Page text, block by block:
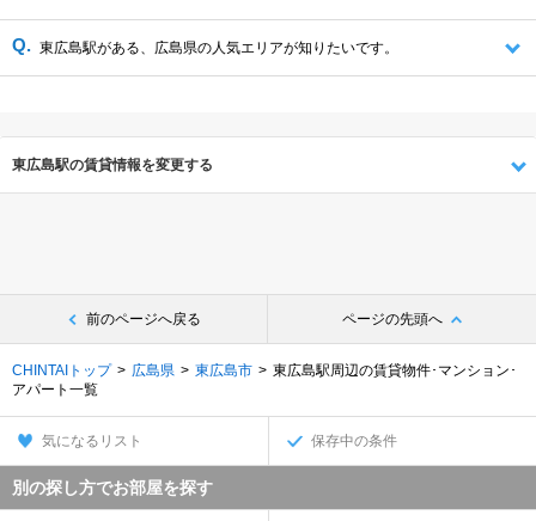
東広島駅がある、広島県の人気エリアが知りたいです。
東広島駅の賃貸情報を変更する
前のページへ戻る ページの先頭へ
CHINTAIトップ 広島県 東広島市
東広島駅周辺の賃貸物件･マンション･
アパート一覧
気になるリスト 保存中の条件
別の探し方でお部屋を探す